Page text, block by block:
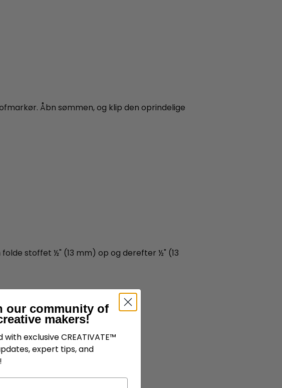
Åbn sømmen, og klip den oprindelige
stoffet ½" (13 mm) op og derefter ½" (13
our community of
makers!
with exclusive CREATIVATE™
expert tips, and